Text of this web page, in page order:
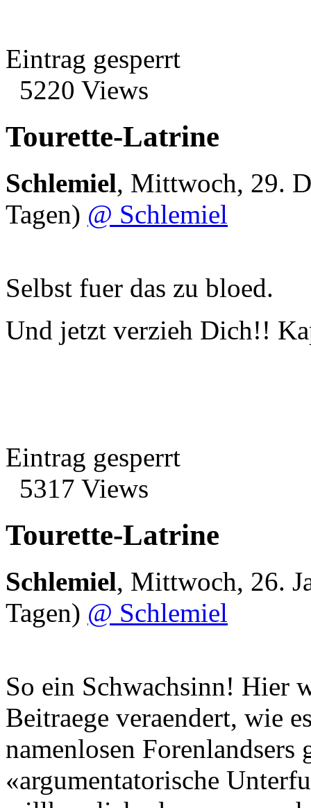
Eintrag gesperrt
5220 Views
Tourette-Latrine
Schlemiel, Mittwoch, 29.
Tagen) @ Schlemiel
Selbst fuer das zu bloed.
Und jetzt verzieh Dich!!
Eintrag gesperrt
5317 Views
Tourette-Latrine
Schlemiel, Mittwoch, 26.
Tagen) @ Schlemiel
So ein Schwachsinn! Hier
Beitraege veraendert, wie
namenlosen Forenlandsers
«argumentatorische